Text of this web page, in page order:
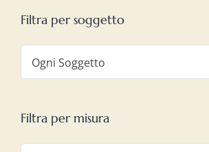
Filtra per soggetto
Ogni Soggetto
Filtra per misura